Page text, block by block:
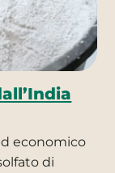
economico
di